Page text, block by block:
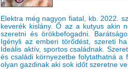
Elektra még nagyon fiatal, kb. 2022.
keverék kislány. Ő az a kutyus akin
szeretni és örökbefogadni.
Igényli az emberi törődést, szereti
Ideális aktív, sportos családnak.
és családi környezetbe folytathatná a
olyan gazdinak aki sok időt szeretne